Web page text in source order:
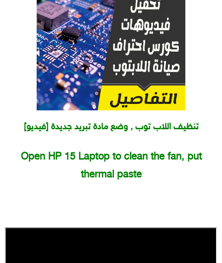
[فيديو] تنظيف اللاب توب , وضع مادة تبريد جديدة
Open HP 15 Laptop to clean the fan, put
thermal paste